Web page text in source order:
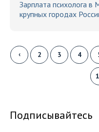
Зарплата психолога в
крупных городах
‹ 2 3 4
Подписывайтесь